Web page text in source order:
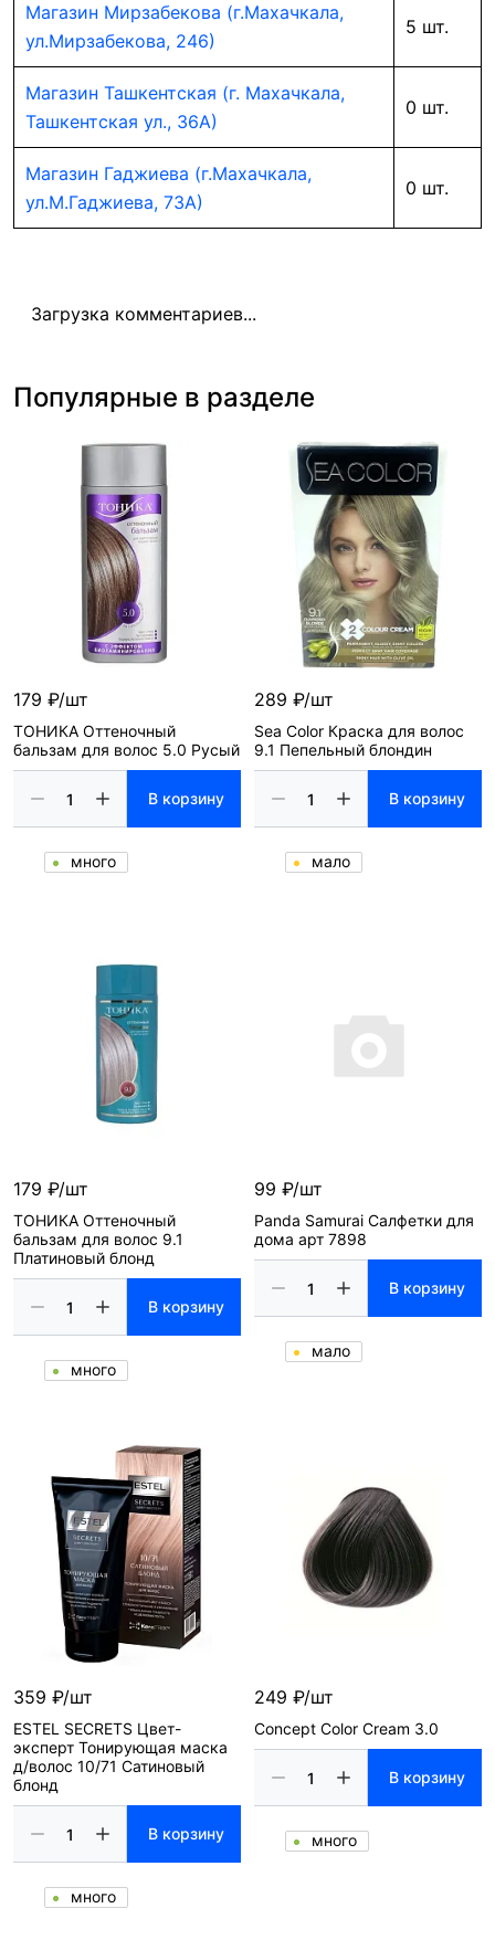
Магазин Мирзабекова (г.Махачкала,
ул.Мирзабекова, 246)
5 шт.
Магазин Ташкентская (г. Махачкала,
Ташкентская ул., 36А)
0 шт.
Магазин Гаджиева (г.Махачкала,
ул.М.Гаджиева, 73А)
0 шт.
Загрузка комментариев...
Популярные в разделе
179 ₽/шт
ТОНИКА Оттеночный
бальзам для волос 5.0 Русый
В корзину
много
289 ₽/шт
Sea Color Краска для волос
9.1 Пепельный блондин
В корзину
мало
179 ₽/шт
ТОНИКА Оттеночный
бальзам для волос 9.1
Платиновый блонд
В корзину
много
99 ₽/шт
Panda Samurai Салфетки для
дома арт 7898
В корзину
мало
359 ₽/шт
ESTEL SECRETS Цвет-
эксперт Тонирующая маска
д/волос 10/71 Сатиновый
блонд
В корзину
много
249 ₽/шт
Concept Color Cream 3.0
В корзину
много